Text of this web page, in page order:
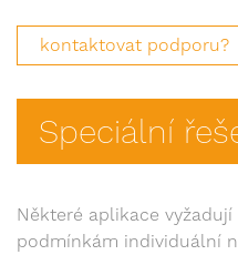
kontaktovat podporu?
Speciální
Některé aplikace
podmínkám individuální